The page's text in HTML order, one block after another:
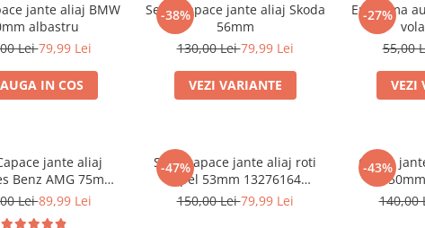
jante aliaj BMW
albastru
Lei79,99 Lei
IN COS
-38%
Set 4 Capace jante aliaj Skoda
56mm
130,00 Lei79,99 Lei
VEZI VARIANTE
-27%
Emblema
55,00
VEZI
jante aliaj
Benz AMG 75mm
A0004003100
Lei89,99 Lei
-47%
Set 4 capace jante aliaj roti
Opel 53mm 13276164
467597050
150,00 Lei79,99 Lei
-43%
Capac
140,00